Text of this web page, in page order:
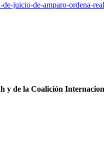
juicio-de-amparo-ordena-
y de la Coalición